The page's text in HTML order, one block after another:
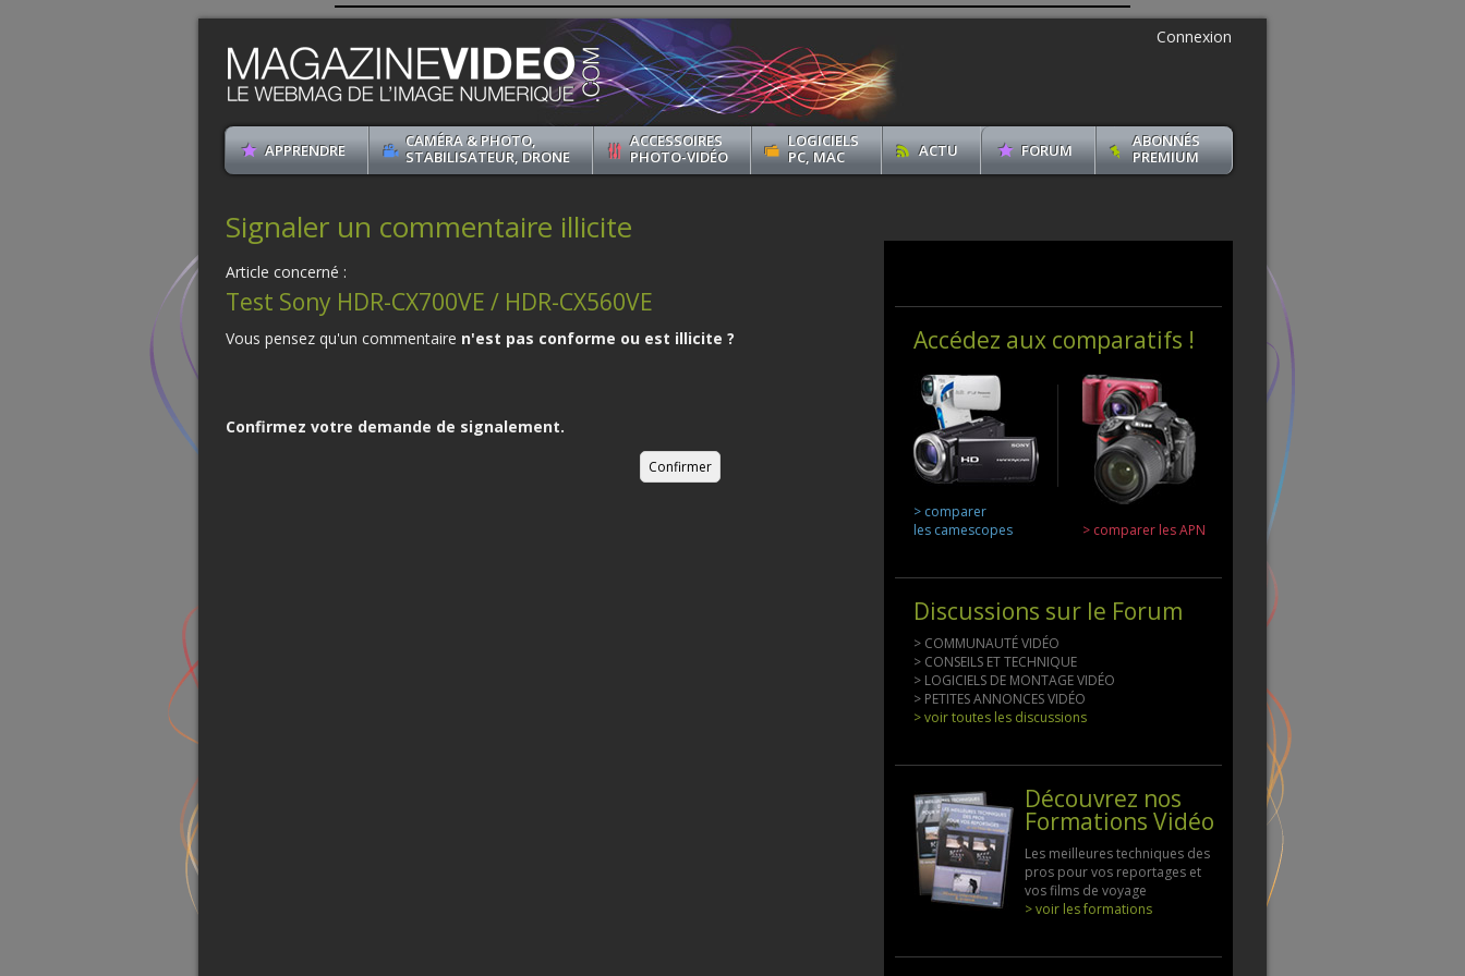
Connexion
APPRENDRE
CAMÉRA & PHOTO,
STABILISATEUR, DRONE
ACCESSOIRES
PHOTO-VIDÉO
LOGICIELS
PC, MAC
ACTU FORUM
ABONNÉS
PREMIUM
Signaler un commentaire illicite
Article concerné :
Test Sony HDR-CX700VE / HDR-CX560VE
Vous pensez qu'un commentaire n'est pas conforme ou est illicite ?
Confirmez votre demande de signalement.
Accédez aux comparatifs !
> comparer
les camescopes
> comparer les APN
Discussions sur le Forum
> COMMUNAUTÉ VIDÉO
> CONSEILS ET TECHNIQUE
> LOGICIELS DE MONTAGE VIDÉO
> PETITES ANNONCES VIDÉO
> voir toutes les discussions
Découvrez nos
Formations Vidéo
Les meilleures techniques des
pros pour vos reportages et
vos films de voyage
> voir les formations